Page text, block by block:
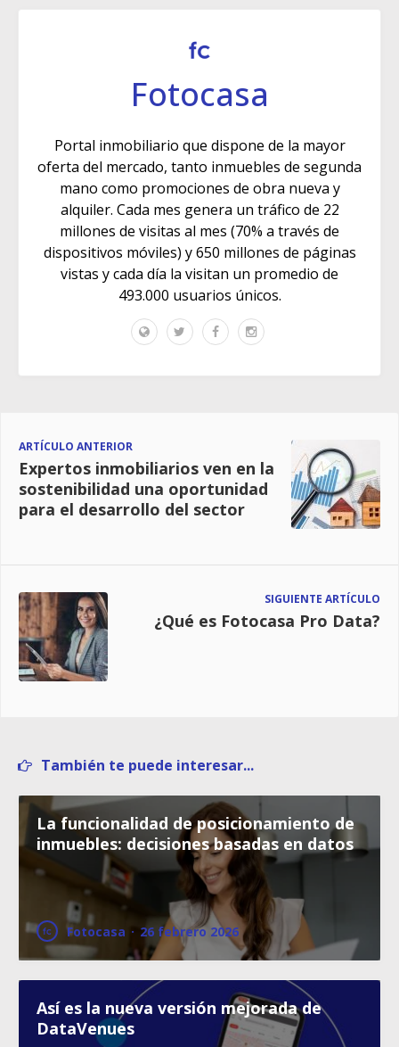
Fotocasa
Portal inmobiliario que dispone de la mayor
oferta del mercado, tanto inmuebles de segunda
mano como promociones de obra nueva y
alquiler. Cada mes genera un tráfico de 22
millones de visitas al mes (70% a través de
dispositivos móviles) y 650 millones de páginas
vistas y cada día la visitan un promedio de
493.000 usuarios únicos.
ARTÍCULO ANTERIOR
Expertos inmobiliarios ven en la
sostenibilidad una oportunidad
para el desarrollo del sector
SIGUIENTE ARTÍCULO
¿Qué es Fotocasa Pro Data?
También te puede interesar...
La funcionalidad de posicionamiento de
inmuebles: decisiones basadas en datos
Fotocasa · 26 febrero 2026
Así es la nueva versión mejorada de
DataVenues